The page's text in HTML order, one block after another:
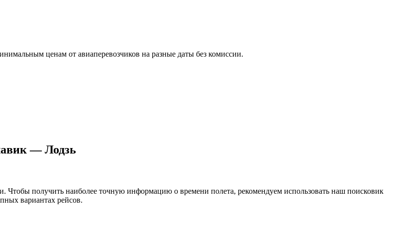
ценам от авиаперевозчиков на разные даты без комиссии.
— Лодзь
Чтобы получить наиболее точную информацию о времени полета, рекомендуем использовать наш поисковик
вариантах рейсов.